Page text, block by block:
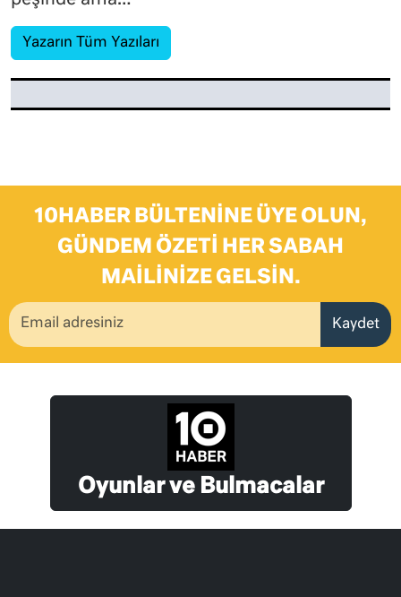
Yazarın Tüm Yazıları
10HABER BÜLTENINE ÜYE OLUN,
GÜNDEM ÖZETI HER SABAH
MAILINIZE GELSIN.
Kaydet
Oyunlar ve Bulmacalar